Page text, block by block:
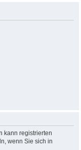
kann registrierten
wenn Sie sich in